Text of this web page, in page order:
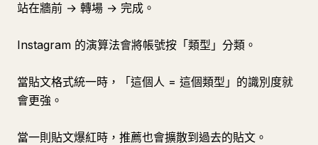
站在牆前 → 轉場 → 完成。
Instagram 的演算法會將帳號按「類型」分類。
當貼文格式統一時，「這個人 = 這個類型」的識別度就
會更強。
當一則貼文爆紅時，推薦也會擴散到過去的貼文。